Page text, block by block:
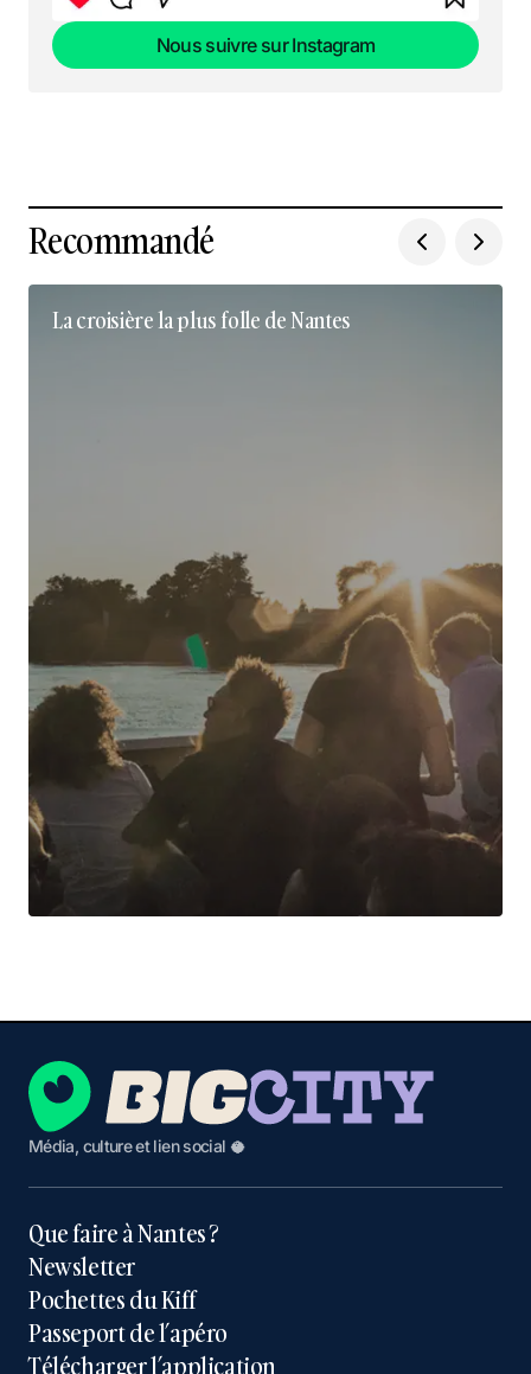
Nous suivre sur Instagram
Recommandé
La croisière la plus folle de Nantes
Média, culture et lien social 🥥
Que faire à Nantes ?
Newsletter
Pochettes du Kiff
Passeport de l’apéro
Télécharger l’application